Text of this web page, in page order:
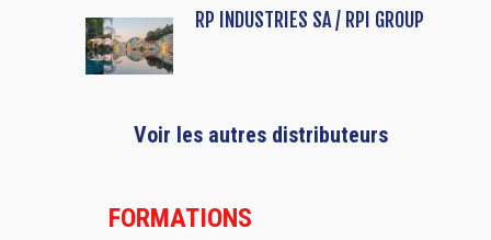
RP INDUSTRIES SA / RPI GROUP
Voir les autres distributeurs
FORMATIONS